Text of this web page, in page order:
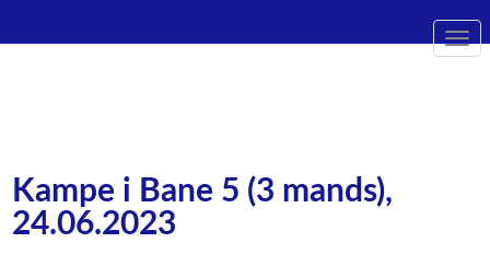
Kampe i Bane 5 (3 mands),
24.06.2023